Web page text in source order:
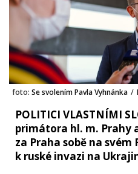
foto: Se svolením Pavla Vyhnánka /
POLITICI VLASTNÍMI
primátora hl. m. Prahy
za Praha sobě na svém
k ruské invazi na